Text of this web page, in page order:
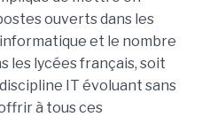
ouverts dans les
et le nombre
les lycées français, soit
IT évoluant sans
à tous ces